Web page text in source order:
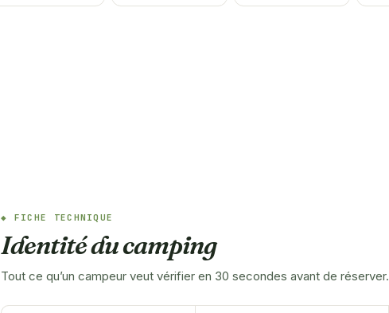
FICHE TECHNIQUE
Identité du camping
Tout ce qu’un campeur veut vérifier en 30 secondes avant de réserver.